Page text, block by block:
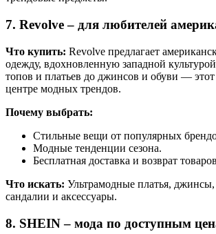
7. Revolve– для любителей
Что купить: Revolve предлагает
одежду, вдохновленную западной
топов и платьев до джинсов и обуви — этот
центре модных трендов.
Почему выбрать:
Стильные вещи от популярных
Модные тенденции сезона.
Бесплатная доставка и возврат
Что искать: Ультрамодные платья,
сандалии и аксессуары.
8. SHEIN– мода по доступным